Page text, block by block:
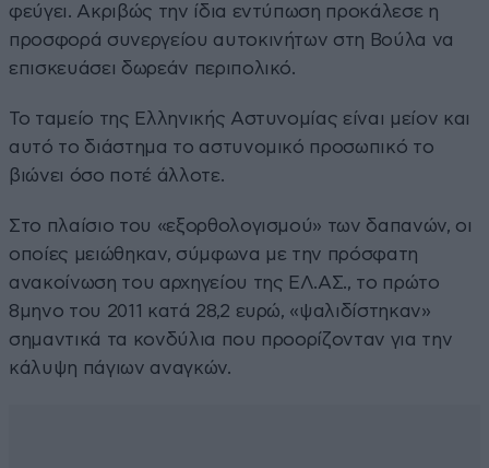
φεύγει. Ακριβώς την ίδια εντύπωση προκάλεσε η
προσφορά συνεργείου αυτοκινήτων στη Βούλα να
επισκευάσει δωρεάν περιπολικό.
Το ταμείο της Ελληνικής Αστυνομίας είναι μείον και
αυτό το διάστημα το αστυνομικό προσωπικό το
βιώνει όσο ποτέ άλλοτε.
Στο πλαίσιο του «εξορθολογισμού» των δαπανών, οι
οποίες μειώθηκαν, σύμφωνα με την πρόσφατη
ανακοίνωση του αρχηγείου της ΕΛ.ΑΣ., το πρώτο
8μηνο του 2011 κατά 28,2 ευρώ, «ψαλιδίστηκαν»
σημαντικά τα κονδύλια που προορίζονταν για την
κάλυψη πάγιων αναγκών.